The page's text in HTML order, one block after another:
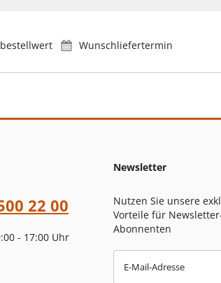
Wunschliefertermin
22 00
- 17:00 Uhr
Newsletter
Nutzen Sie unsere
Vorteile für
Abonnenten
E-Mail-Adresse